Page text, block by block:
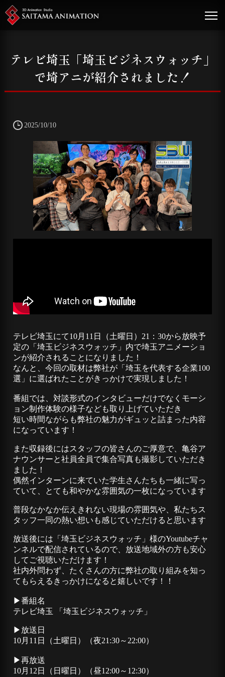
テレビ埼玉「埼玉ビジネスウォッチ」
で埼アニが紹介されました！
2025/10/10
テレビ埼玉にて10月11日（土曜日）21：30から放映予
定の「埼玉ビジネスウォッチ」内で埼玉アニメーショ
ンが紹介されることになりました！
なんと、今回の取材は弊社が「埼玉を代表する企業100
選」に選ばれたことがきっかけで実現しました！
番組では、対談形式のインタビューだけでなくモーシ
ョン制作体験の様子なども取り上げていただき
短い時間ながらも弊社の魅力がギュッと詰まった内容
になっています！
また収録後にはスタッフの皆さんのご厚意で、亀谷ア
ナウンサーと社員全員で集合写真も撮影していただき
ました！
偶然インターンに来ていた学生さんたちも一緒に写っ
ていて、とても和やかな雰囲気の一枚になっています
普段なかなか伝えきれない現場の雰囲気や、私たちス
タッフ一同の熱い想いも感じていただけると思います
放送後には「埼玉ビジネスウォッチ」様のYoutubeチャ
ンネルで配信されているので、放送地域外の方も安心
してご視聴いただけます！
社内外問わず、たくさんの方に弊社の取り組みを知っ
てもらえるきっかけになると嬉しいです！！
▶︎番組名
テレビ埼玉 「埼玉ビジネスウォッチ」
▶︎放送日
10月11日（土曜日）（夜21:30～22:00）
▶︎再放送
10月12日（日曜日）（昼12:00～12:30）